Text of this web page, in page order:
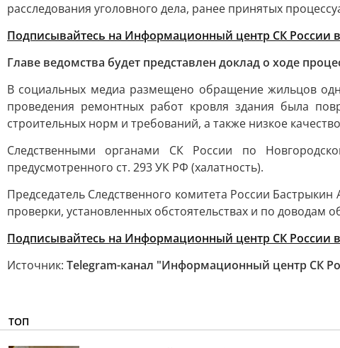
расследования уголовного дела, ранее принятых
Подписывайтесь на Информационный центр СК России
Главе ведомства будет представлен доклад о ходе
В социальных медиа размещено обращение жильцов
проведения ремонтных работ кровля здания была
строительных норм и требований, а также низкое
Следственными органами СК России по
предусмотренного ст. 293 УК РФ (халатность).
Председатель Следственного комитета России
проверки, установленных обстоятельствах и по доводам
Подписывайтесь на Информационный центр СК России
Источник: Telegram-канал "Информационный центр СК
ТОП